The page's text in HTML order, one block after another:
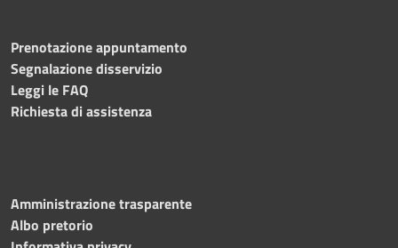
Prenotazione appuntamento
Segnalazione disservizio
Leggi le FAQ
Richiesta di assistenza
Amministrazione trasparente
Albo pretorio